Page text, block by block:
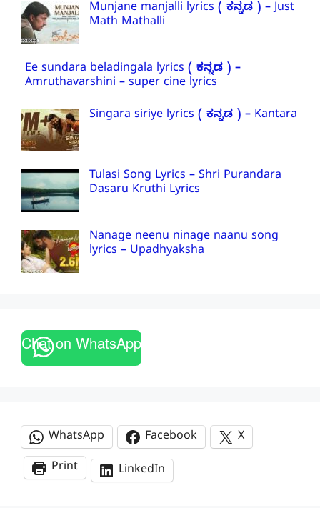
Munjane manjalli lyrics ( ಕನ್ನಡ ) – Just
Math Mathalli
Ee sundara beladingala lyrics ( ಕನ್ನಡ ) –
Amruthavarshini – super cine lyrics
Singara siriye lyrics ( ಕನ್ನಡ ) – Kantara
Tulasi Song Lyrics – Shri Purandara
Dasaru Kruthi Lyrics
Nanage neenu ninage naanu song
lyrics – Upadhyaksha
Chat on WhatsApp
WhatsApp Facebook
X
Print
LinkedIn